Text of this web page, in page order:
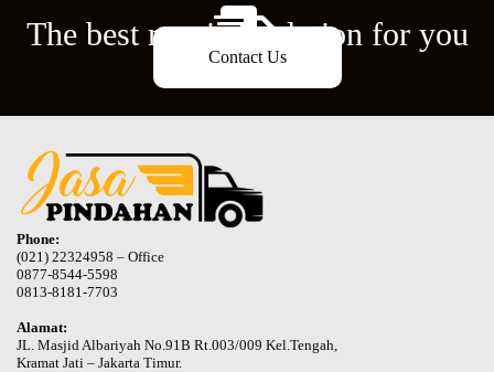
The best moving solution for you
Contact Us
Phone:
(021) 22324958 – Office
0877-8544-5598
0813-8181-7703
Alamat:
JL. Masjid Albariyah No.91B Rt.003/009 Kel.Tengah,
Kramat Jati – Jakarta Timur.